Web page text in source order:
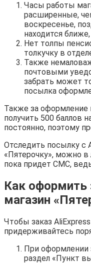
Часы работы
расширенные,
воскресенье,
находится
Нет толпы
толкучку в
Также
почтовыми
забрать может
посылка
Также за
получить 500 баллов
постоянно, поэтому
Отследить посылку с
«Пятерочку», можно
пока придет СМС,
Как оформить
магазин
Чтобы заказ
придерживайтесь
При оформлении
раздел «Пункт